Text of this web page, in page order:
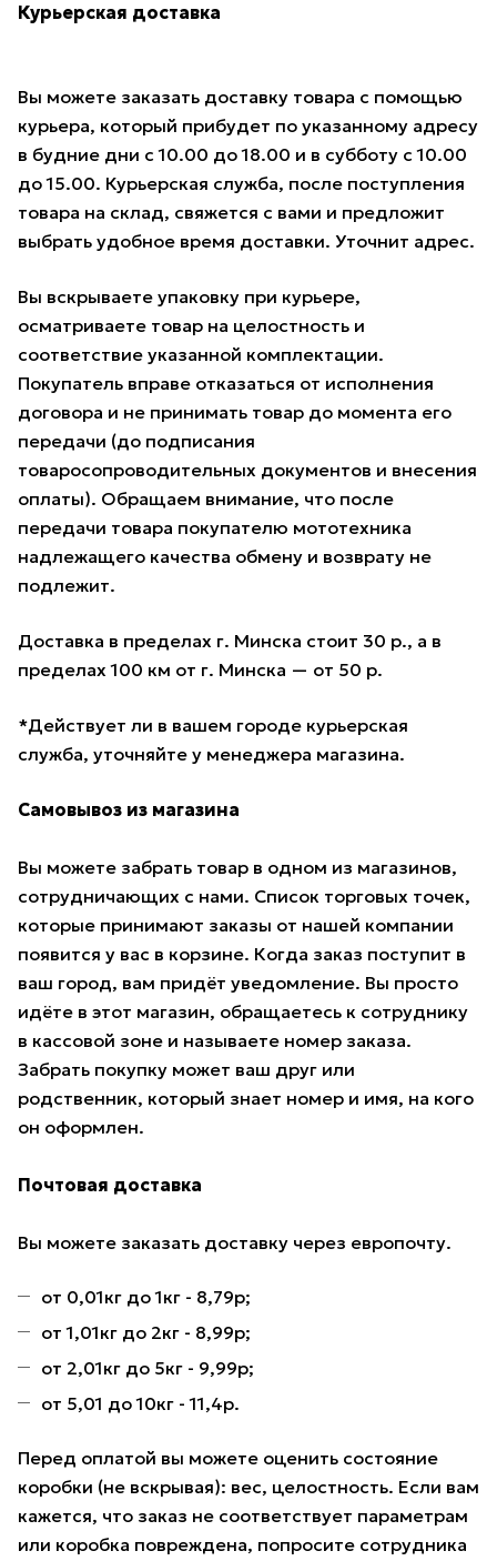
Курьерская доставка
Вы можете заказать доставку товара с помощью
курьера, который прибудет по указанному адресу
в будние дни с 10.00 до 18.00 и в субботу с 10.00
до 15.00. Курьерская служба, после поступления
товара на склад, свяжется с вами и предложит
выбрать удобное время доставки. Уточнит адрес.
Вы вскрываете упаковку при курьере,
осматриваете товар на целостность и
соответствие указанной комплектации.
Покупатель вправе отказаться от исполнения
договора и не принимать товар до момента его
передачи (до подписания
товаросопроводительных документов и внесения
оплаты). Обращаем внимание, что после
передачи товара покупателю мототехника
надлежащего качества обмену и возврату не
подлежит.
Доставка в пределах г. Минска стоит 30 р., а в
пределах 100 км от г. Минска — от 50 р.
*Действует ли в вашем городе курьерская
служба, уточняйте у менеджера магазина.
Самовывоз из магазина
Вы можете забрать товар в одном из магазинов,
сотрудничающих с нами. Список торговых точек,
которые принимают заказы от нашей компании
появится у вас в корзине. Когда заказ поступит в
ваш город, вам придёт уведомление. Вы просто
идёте в этот магазин, обращаетесь к сотруднику
в кассовой зоне и называете номер заказа.
Забрать покупку может ваш друг или
родственник, который знает номер и имя, на кого
он оформлен.
Почтовая доставка
Вы можете заказать доставку через европочту.
от 0,01кг до 1кг - 8,79р;
от 1,01кг до 2кг - 8,99р;
от 2,01кг до 5кг - 9,99р;
от 5,01 до 10кг - 11,4р.
Перед оплатой вы можете оценить состояние
коробки (не вскрывая): вес, целостность. Если вам
кажется, что заказ не соответствует параметрам
или коробка повреждена, попросите сотрудника